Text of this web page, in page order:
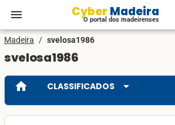
menu Cyber Madeira
O portal dos madeirenses
Madeira / svelosa1986
svelosa1986
home CLASSIFICADOS arrow_drop_down